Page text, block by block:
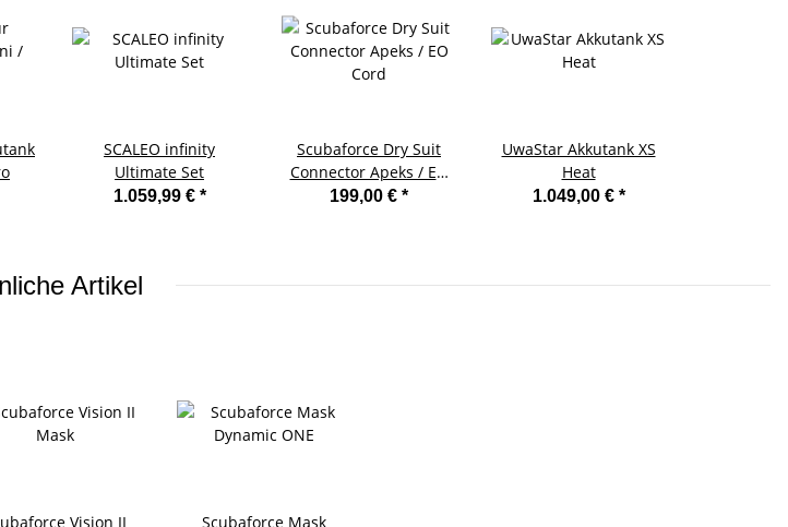
SCALEO infinity
Ultimate Set
1.059,99 € *
Scubaforce Dry Suit
Connector Apeks / EO
Cord
199,00 € *
UwaStar Akkutank XS
Heat
1.049,00 € *
Artikel
Vision II Scubaforce Mask